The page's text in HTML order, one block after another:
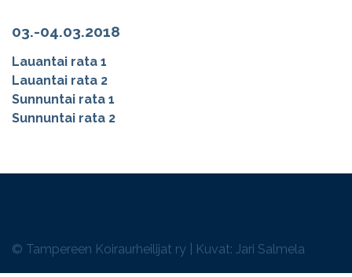
03.-04.03.2018
Lauantai rata 1
Lauantai rata 2
Sunnuntai rata 1
Sunnuntai rata 2
© Tampereen Koiraurheilijat ry | Kuvat: Jari Salmela